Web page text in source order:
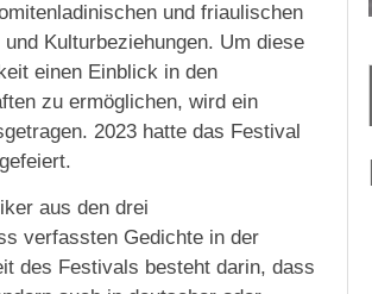
und friaulischen
Kulturbeziehungen. Um diese
einen Einblick in den
zu ermöglichen, wird ein
2023 hatte das Festival
aus den drei
verfassten Gedichte in der
des Festivals besteht darin, dass